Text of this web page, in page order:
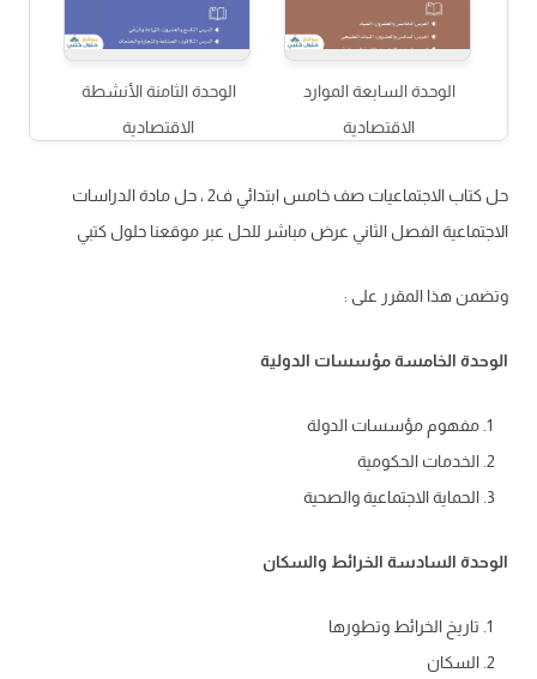
الوحدة السابعة الموارد
الاقتصادية
الوحدة الثامنة الأنشطة
الاقتصادية
حل كتاب الاجتماعيات صف خامس ابتدائي ف2 ، حل مادة الدراسات
الاجتماعية الفصل الثاني عرض مباشر للحل عبر موقعنا حلول كتبي
وتضمن هذا المقرر على :
الوحدة الخامسة مؤسسات الدولية
مفهوم مؤسسات الدولة
الخدمات الحكومية
الحماية الاجتماعية والصحية
الوحدة السادسة الخرائط والسكان
تاريخ الخرائط وتطورها
السكان